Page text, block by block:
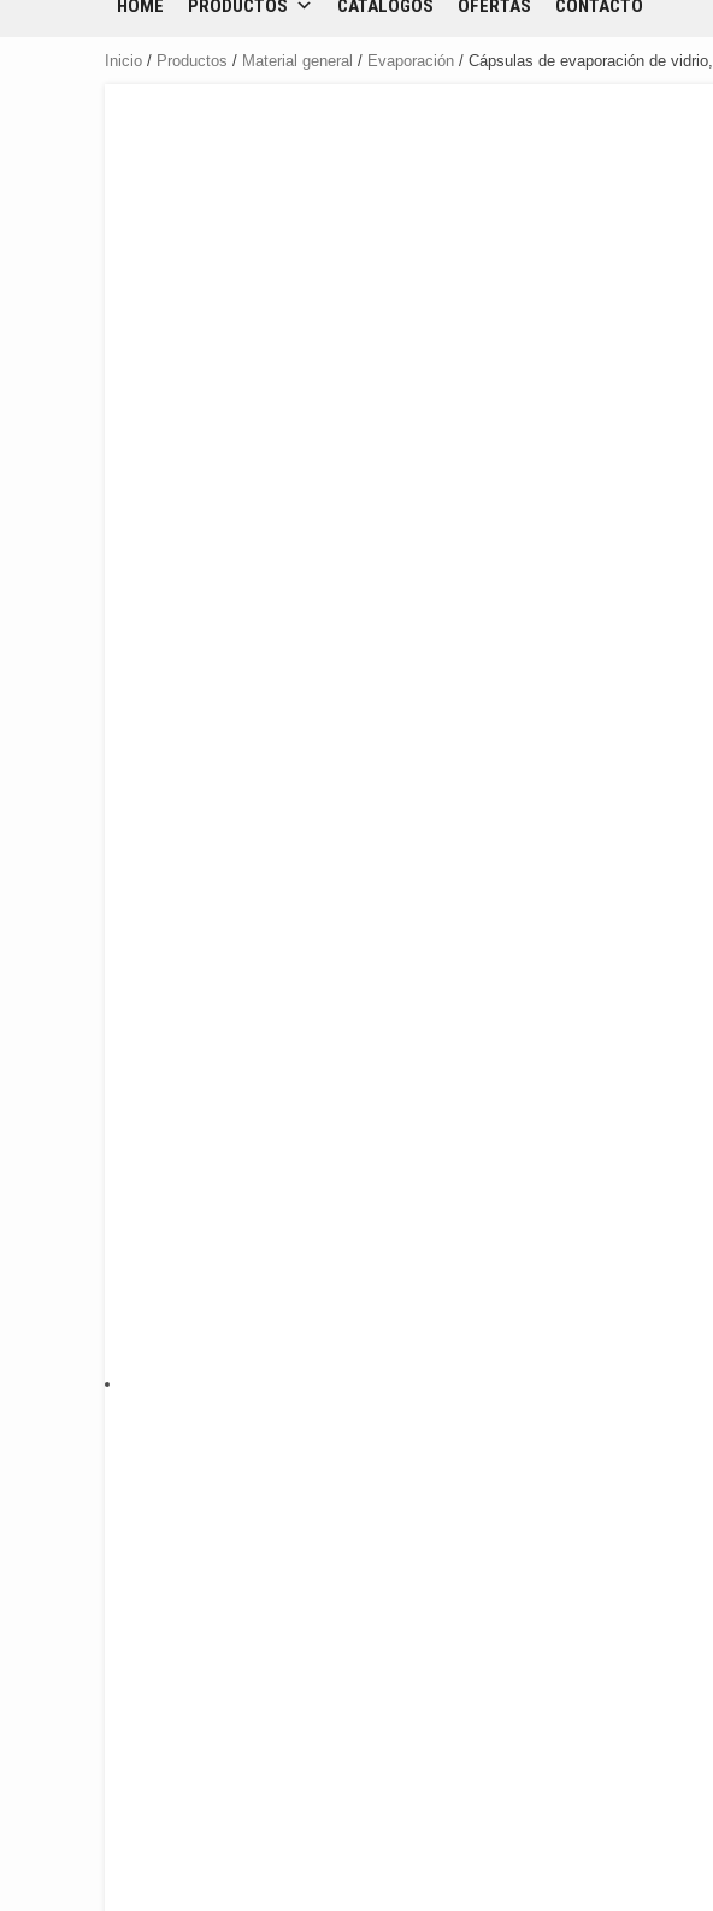
HOME PRODUCTOS CATÁLOGOS OFERTAS CONTACTO
Inicio / Productos / Material general / Evaporación / Cápsulas de evaporación de